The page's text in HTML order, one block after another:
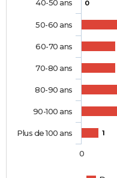
0
1
40-50 ans
50-60 ans
60-70 ans
70-80 ans
80-90 ans
90-100 ans
Plus de 100 ans
0